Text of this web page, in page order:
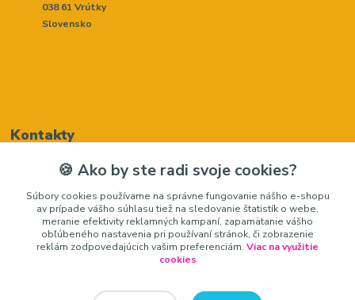
038 61 Vrútky
Slovensko
Kontakty
+421948050205
(Po-Pia, 8-16 hod.)
zariadeniedosalonu@gmail.com
🍪 Ako by ste radi svoje cookies?
Súbory cookies používame na správne fungovanie nášho e-shopu
av prípade vášho súhlasu tiež na sledovanie štatistík o webe,
meranie efektivity reklamných kampaní, zapamätanie vášho
obľúbeného nastavenia pri používaní stránok, či zobrazenie
reklám zodpovedajúcich vašim preferenciám. Viac na využitie
cookies